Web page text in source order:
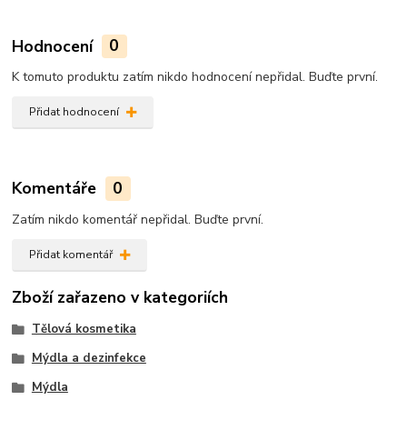
Hodnocení 0
K tomuto produktu zatím nikdo hodnocení nepřidal. Buďte první.
Přidat hodnocení
Komentáře 0
Zatím nikdo komentář nepřidal. Buďte první.
Přidat komentář
Zboží zařazeno v kategoriích
Tělová kosmetika
Mýdla a dezinfekce
Mýdla